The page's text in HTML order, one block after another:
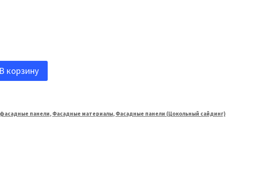
В корзину
панели, Фасадные материалы, Фасадные панели (Цокольный сайдинг)